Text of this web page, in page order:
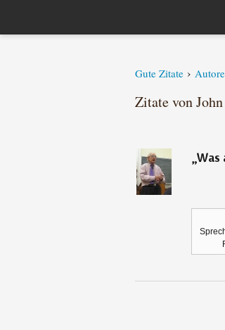
Gute Zitate ›
Zitate von
„Was